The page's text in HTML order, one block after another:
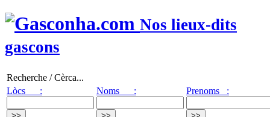
Nos lieux-dits
gascons
Recherche / Cèrca...
Lòcs :
Noms : Prenoms :